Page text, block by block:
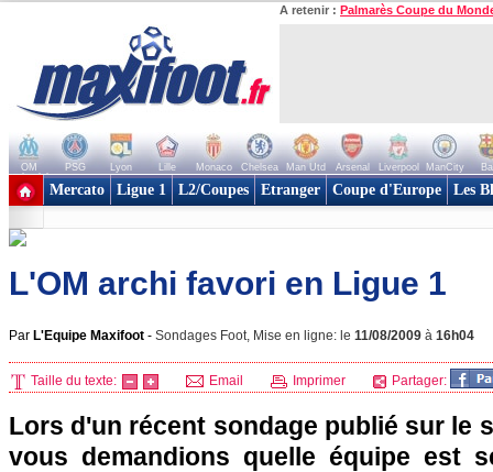
A retenir : Palmarès Coupe du
OM PSG Lyon Lille Monaco Chelsea Man Utd Arsenal Liverpool ManCity
+ de clubs
Mercato Ligue 1 L2/Coupes Etranger Coupe d'Europe Les
L'OM archi favori en Ligue 1
Par L'Equipe Maxifoot - Sondages Foot, Mise en ligne: le 11/08/2009 à 16h04
Taille du texte: Email Imprimer Partager:
Lors d'un récent sondage publié sur le
vous demandions quelle équipe est